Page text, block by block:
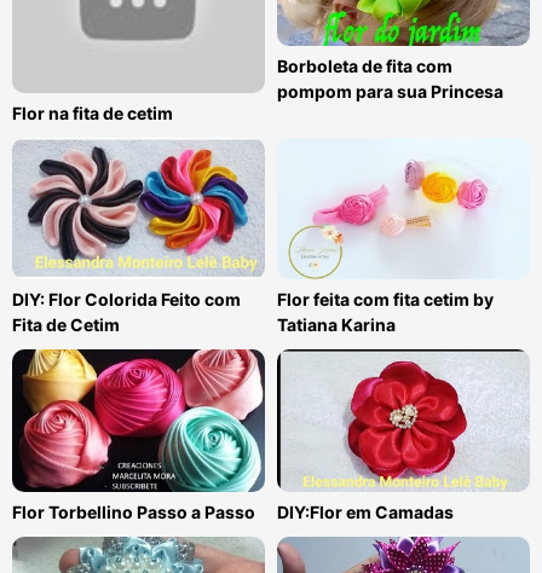
Flor na fita de cetim
Borboleta de fita com
pompom para sua Princesa
DIY: Flor Colorida Feito com
Fita de Cetim
Flor feita com fita cetim by
Tatiana Karina
Flor Torbellino Passo a Passo DIY:Flor em Camadas